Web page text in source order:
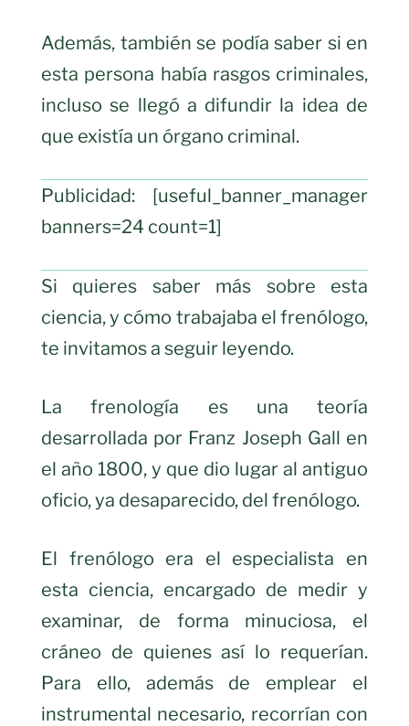
Además, también se podía saber si en
esta persona había rasgos criminales,
incluso se llegó a difundir la idea de
que existía un órgano criminal.
Publicidad: [useful_banner_manager
banners=24 count=1]
Si quieres saber más sobre esta
ciencia, y cómo trabajaba el frenólogo,
te invitamos a seguir leyendo.
La frenología es una teoría
desarrollada por Franz Joseph Gall en
el año 1800, y que dio lugar al antiguo
oficio, ya desaparecido, del frenólogo.
El frenólogo era el especialista en
esta ciencia, encargado de medir y
examinar, de forma minuciosa, el
cráneo de quienes así lo requerían.
Para ello, además de emplear el
instrumental necesario, recorrían con